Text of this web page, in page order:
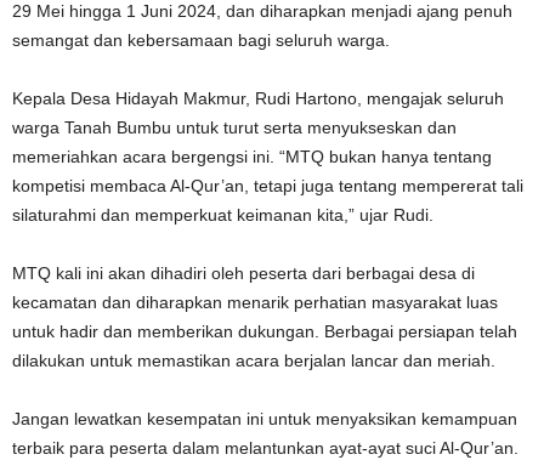
29 Mei hingga 1 Juni 2024, dan diharapkan menjadi ajang penuh
semangat dan kebersamaan bagi seluruh warga.
Kepala Desa Hidayah Makmur, Rudi Hartono, mengajak seluruh
warga Tanah Bumbu untuk turut serta menyukseskan dan
memeriahkan acara bergengsi ini. “MTQ bukan hanya tentang
kompetisi membaca Al-Qur’an, tetapi juga tentang mempererat tali
silaturahmi dan memperkuat keimanan kita,” ujar Rudi.
MTQ kali ini akan dihadiri oleh peserta dari berbagai desa di
kecamatan dan diharapkan menarik perhatian masyarakat luas
untuk hadir dan memberikan dukungan. Berbagai persiapan telah
dilakukan untuk memastikan acara berjalan lancar dan meriah.
Jangan lewatkan kesempatan ini untuk menyaksikan kemampuan
terbaik para peserta dalam melantunkan ayat-ayat suci Al-Qur’an.